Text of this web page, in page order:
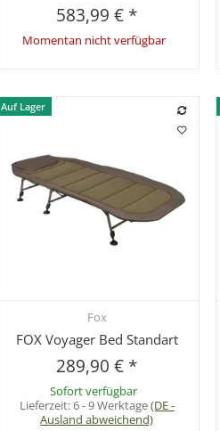
583,99 € *
Momentan nicht verfügbar
Auf Lager
Schnellkauf
Fox
FOX Voyager Bed Standart
289,90 € *
Sofort verfügbar
Lieferzeit:6 - 9 Werktage(DE -
Ausland abweichend)